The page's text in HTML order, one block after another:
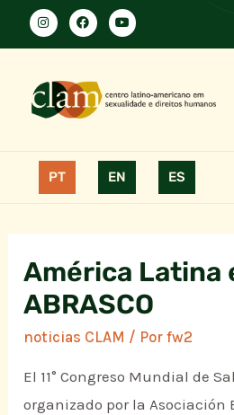
PT EN ES
América Latina
ABRASCO
noticias CLAM / Porfw2
El 11° Congreso Mundial de
organizado por la Asociación